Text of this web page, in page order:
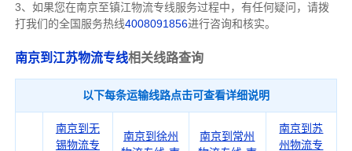
3、如果您在南京至镇江物流专线服务过程中，有任何疑问，请拨
打我们的全国服务热线4008091856进行咨询和核实。
南京到江苏物流专线相关线路查询
以下每条运输线路点击可查看详细说明
南京到无
锡物流专
南京到徐州
南京到常州
南京到苏
州物流专